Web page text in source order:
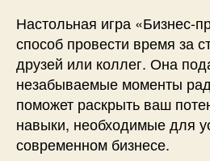
Настольная игра «Бизнес-
способ провести время за
друзей или коллег. Она
незабываемые моменты
поможет раскрыть ваш
навыки, необходимые для
современном бизнесе.